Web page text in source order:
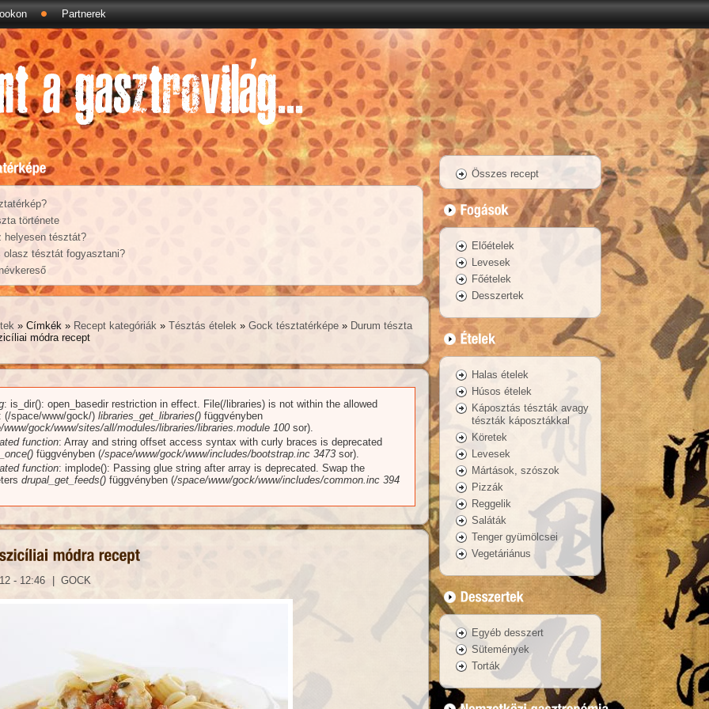
Partnerek
története
helyesen tésztát?
olasz tésztát fogyasztani?
» Címkék » Recept kategóriák »Tésztás ételek »Gock tésztatérképe » Durum tészta
módra recept
: is_dir(): open_basedir restriction in effect. File(/libraries) is not within the allowed
(/space/www/gock/) libraries_get_libraries() függvényben
www/gock/www/sites/all/modules/libraries/libraries.module 100 sor).
function: Array and string offset access syntax with curly braces is deprecated
függvényben (/space/www/gock/www/includes/bootstrap.inc 3473 sor).
function: implode(): Passing glue string after array is deprecated. Swap the
drupal_get_feeds() függvényben (/space/www/gock/www/includes/common.inc 394
- 12:46 GOCK
Összes recept
Előételek
Levesek
Főételek
Desszertek
Halas ételek
Húsos ételek
Káposztás tészták avagy
tészták káposztákkal
Köretek
Levesek
Mártások, szószok
Pizzák
Reggelik
Saláták
Tenger gyümölcsei
Vegetáriánus
Egyéb desszert
Sütemények
Torták